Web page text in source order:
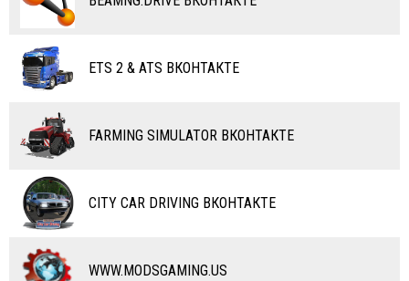
САМОЛЕТЫ
RC ТРАНСПОРТ
КАРТЫ
ЧИТЫ
ПРОГРАММЫ
РАЗНОЕ
ETS 2 & ATS ВКОНТАКТЕ
FARMING SIMULATOR ВКОНТАКТЕ
CITY CAR DRIVING ВКОНТАКТЕ
WWW.MODSGAMING.US